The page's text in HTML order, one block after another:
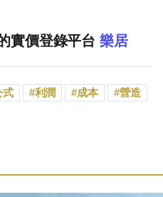
實價登錄平台 樂居
式 利潤 成本
營造